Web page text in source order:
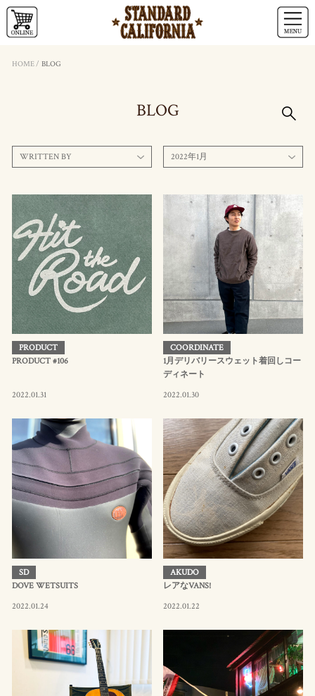
HOME/ BLOG
BLOG
WRITTEN BY 2022年1月
PRODUCT
PRODUCT #106
2022.01.31
COORDINATE
1月デリバリースウェット着回しコー
ディネート
2022.01.30
SD
DOVE WETSUITS
2022.01.24
AKUDO
レアなVANS!
2022.01.22